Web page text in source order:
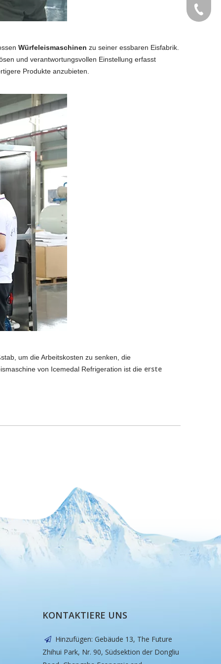
Würfeleismaschinen zu seiner essbaren Eisfabrik.
und verantwortungsvollen Einstellung erfasst
Produkte anzubieten.
um die Arbeitskosten zu senken, die
von Icemedal Refrigeration ist die erste
KONTAKTIERE UNS

Hinzufügen: Gebäude 13, The Future
Zhihui Park, Nr. 90, Südsektion der Dongliu
+86